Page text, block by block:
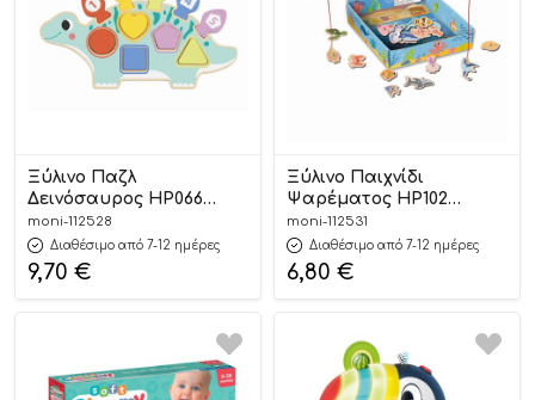
Ξύλινο Παζλ
Δεινόσαυρος HP066
6976831552671 18m+ – Hi
Pando
moni-112528
Διαθέσιμο από 7-12 ημέρες
9,70 €
Ξύλινο Παιχνίδι
Ψαρέματος HP102
6976831553029 3+ – Hi
Pando
moni-112531
Διαθέσιμο από 7-12 ημέρες
6,80 €